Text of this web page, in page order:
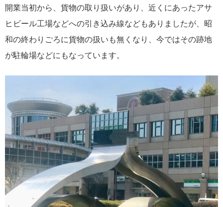
開業当初から、貨物の取り扱いがあり、近くにあったアサ
ヒビール工場などへの引き込み線などもありましたが、昭
和の終わりごろに貨物の扱いも無くなり、今ではその跡地
が駐輪場などにもなっています。